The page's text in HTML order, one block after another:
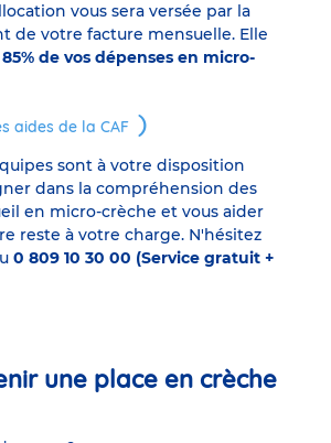
vous sera versée par la
de votre facture mensuelle. Elle
85% de vos dépenses en micro-
aides de la CAF
sont à votre disposition
dans la compréhension des
en micro-crèche et vous aider
reste à votre charge. N'hésitez
0 809 10 30 00 (Service gratuit +
une place en crèche